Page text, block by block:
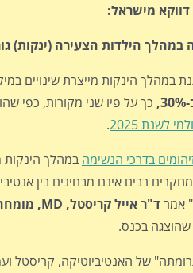
מישראל:
במהלך הילדות הצעירה (ינקות)
במהלך הינקות מייצרת שינויים
כך על פיו שני מקורות, כפי שהוצגו ב-28
לשנת 2025
.
בדרכי הנשימה במהלך
רבים אינם מבחינים בין
אמרד"ר אייל קריסטל, MD,
שהוצגה בכנס.
של האנטיביוטיקה, קריסטל